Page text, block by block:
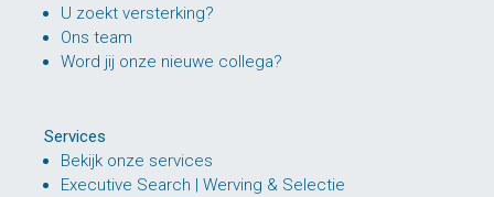
U zoekt versterking?
Ons team
Word jij onze nieuwe collega?
Services
Bekijk onze services
Executive Search | Werving & Selectie